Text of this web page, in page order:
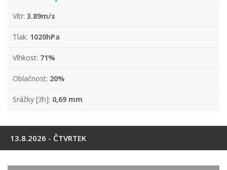
Vítr: 3.89m/s
Tlak: 1020hPa
Vlhkost: 71%
Oblačnost: 20%
Srážky [3h]: 0,69 mm
13.8.2026 - ČTVRTEK